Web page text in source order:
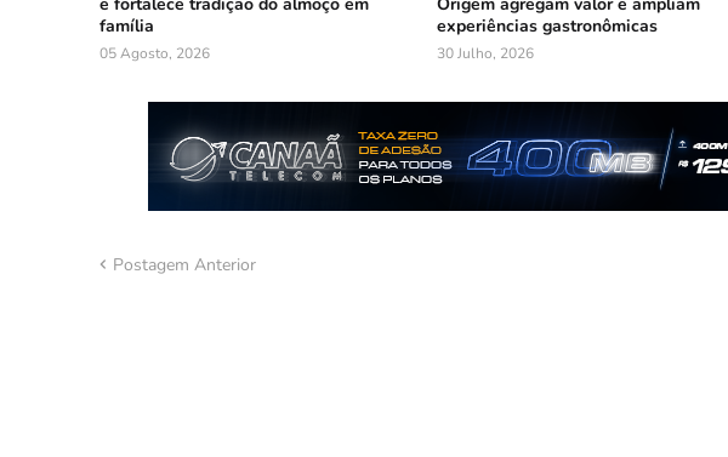
família
05 Agosto, 2026
experiências gastronômicas
30 Julho, 2026
Postagem Anterior